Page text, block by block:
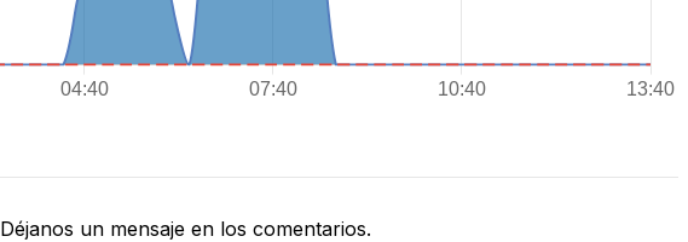
Déjanos un mensaje en los comentarios.